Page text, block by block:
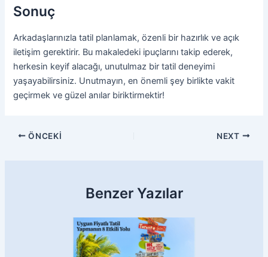
Sonuç
Arkadaşlarınızla tatil planlamak, özenli bir hazırlık ve açık
iletişim gerektirir. Bu makaledeki ipuçlarını takip ederek,
herkesin keyif alacağı, unutulmaz bir tatil deneyimi
yaşayabilirsiniz. Unutmayın, en önemli şey birlikte vakit
geçirmek ve güzel anılar biriktirmektir!
ÖNCEKI NEXT
Benzer Yazılar